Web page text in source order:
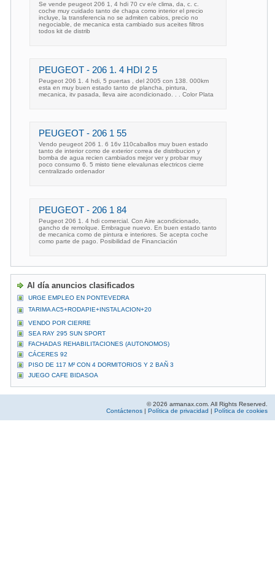
Se vende peugeot 206 1, 4 hdi 70 cv e/e clima, da, c. c.
coche muy cuidado tanto de chapa como interior el precio
incluye, la transferencia no se admiten cabios, precio no
negociable, de mecanica esta cambiado sus aceites filtros
todos kit de distrib
PEUGEOT - 206 1. 4 HDI 2 5
Peugeot 206 1. 4 hdi, 5 puertas , del 2005 con 138. 000km
esta en muy buen estado tanto de plancha, pintura,
mecanica, itv pasada, lleva aire acondicionado. . . Color Plata
PEUGEOT - 206 1 55
Vendo peugeot 206 1. 6 16v 110caballos muy buen estado
tanto de interior como de exterior correa de distribucion y
bomba de agua recien cambiados mejor ver y probar muy
poco consumo 6. 5 misto tiene elevalunas electricos cierre
centralizado ordenador
PEUGEOT - 206 1 84
Peugeot 206 1. 4 hdi comercial. Con Aire acondicionado,
gancho de remolque. Embrague nuevo. En buen estado tanto
de mecanica como de pintura e interiores. Se acepta coche
como parte de pago. Posibilidad de Financiación
Al día anuncios clasificados
URGE EMPLEO EN PONTEVEDRA
TARIMA AC5+RODAPIE+INSTALACION+20
VENDO POR CIERRE
SEA RAY 295 SUN SPORT
FACHADAS REHABILITACIONES (AUTONOMOS)
CÁCERES 92
PISO DE 117 M² CON 4 DORMITORIOS Y 2 BAÑ 3
JUEGO CAFE BIDASOA
© 2026 armanax.com. All Rights Reserved.
Contáctenos | Política de privacidad | Política de cookies